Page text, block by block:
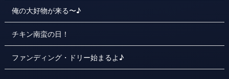
俺の大好物が来る〜♪
チキン南蛮の日！
ファンディング・ドリー始まるよ♪